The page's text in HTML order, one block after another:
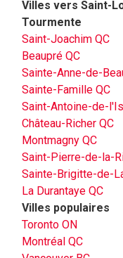
Villes vers Saint-
Tourmente
Saint-Joachim QC
Beaupré QC
Sainte-Anne-de-
Sainte-Famille QC
Saint-Antoine-de-
Château-Richer QC
Montmagny QC
Saint-Pierre-de-la-
Sainte-Brigitte-de-
La Durantaye QC
Villes populaires
Toronto ON
Montréal QC